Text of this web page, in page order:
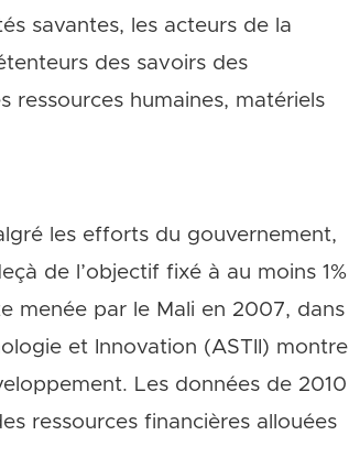
savantes, les acteurs de la
des savoirs des
humaines, matériels
les efforts du gouvernement,
de l’objectif fixé à au moins 1%
menée par le Mali en 2007, dans
et Innovation (ASTII) montre
Les données de 2010
ressources financières allouées